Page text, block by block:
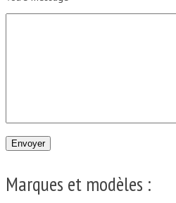
Marques et modèles :